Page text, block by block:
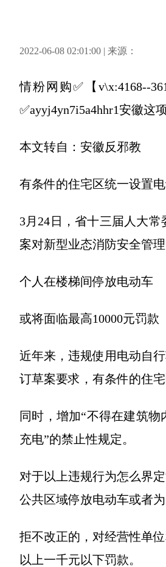
2022-06-08 02:01:00 | 来源：
情粉网购✅【v\x:4168--
✅ayyj4yn7i5a4hhr1安徽这
本文转自：安徽反邪教
有条件的住宅区统一设置
3月24日，省十三届人大
案对新型业态消防安全管
个人在楼梯间停放电动车
或将面临最高10000元罚款
近年来，违规使用电动自
订草案要求，有条件的住
同时，增加“不得在建筑
充电”的禁止性规定。
对于以上违规行为怎么界
公共区域停放电动车或者
拒不改正的，对经营性单
以上一千元以下罚款。